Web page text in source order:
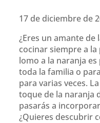
17 de diciembre de
¿Eres un amante de
cocinar siempre a la
lomo a la naranja
toda la familia o
para varias veces.
toque de la naranja
pasarás a
¿Quieres descubrir